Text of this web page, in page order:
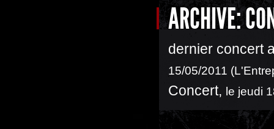
ARCHIVE:
dernier concert
15/05/2011
Concert, le jeudi